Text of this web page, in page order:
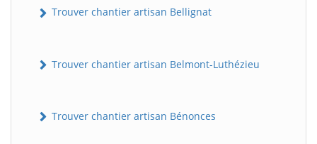
Trouver chantier artisan Bellignat
Trouver chantier artisan Belmont-Luthézieu
Trouver chantier artisan Bénonces